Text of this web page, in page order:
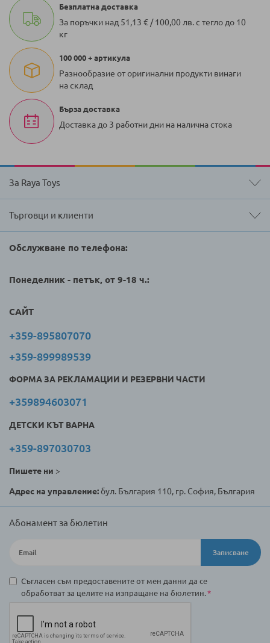
Безплатна доставка
За поръчки над 51,13 € / 100,00 лв. с тегло до 10
кг
100 000 + артикула
Разнообразие от оригинални продукти винаги
на склад
Бърза доставка
Доставка до 3 работни дни на налична стока
За Raya Toys
Търговци и клиенти
Обслужване по телефона:
Понеделник - петък, от 9-18 ч.:
САЙТ
+359-895807070
+359-899989539
ФОРМА ЗА РЕКЛАМАЦИИ И РЕЗЕРВНИ ЧАСТИ
+359894603071
ДЕТСКИ КЪТ ВАРНА
+359-897030703
Пишете ни >
Адрес на управление:бул. България 110, гр. София, България
Абонамент за бюлетин
Записване
Съгласен съм предоставените от мен данни да се
обработват за целите на изпращане на бюлетин.